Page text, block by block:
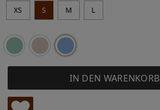
XS S M L
IN DEN WARENKORB